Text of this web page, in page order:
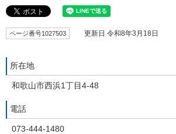
ページ番号1027503 更新日 令和8年3月18日
所在地
和歌山市西浜1丁目4-48
電話
073-444-1480